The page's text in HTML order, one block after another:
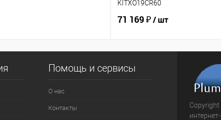
KITXO19CR60
71 169 ₽/ шт
Помощь и сервисы
О нас
Контакты